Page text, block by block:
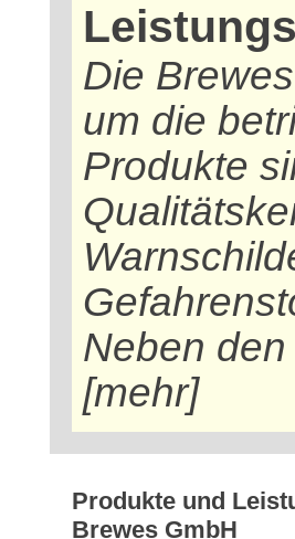
Die
um die
Produkte
Neben
[mehr]
Produkte und
Brewes GmbH